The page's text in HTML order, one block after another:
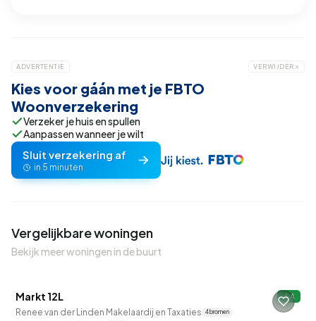
ADVERTENTIE VERWIJDER
Kies voor gáán met je FBTO
Woonverzekering
Verzeker je huis en spullen
Aanpassen wanneer je wilt
Sluit verzekering af
in 5 minuten
Vergelijkbare woningen
Bekijk meer woningen in de buurt
Verkocht onder voorbehoud
QUICKLANE™
Markt 12L A
Renee van der Linden Makelaardij en Taxaties 4 bronnen